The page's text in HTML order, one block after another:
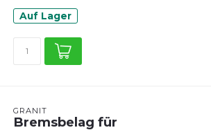
Auf Lager
GRANIT
Bremsbelag für